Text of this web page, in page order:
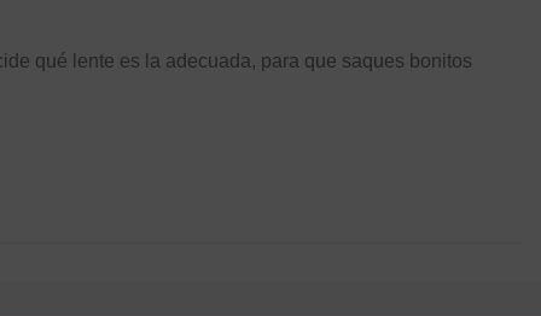
qué lente es la adecuada, para que saques bonitos